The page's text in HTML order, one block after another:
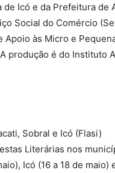
Icó e da Prefeitura de
Social do Comércio
Apoio às Micro e
produção é do Instituto
Sobral e Icó (Flasi)
Literárias nos
Icó (16 a 18 de maio)